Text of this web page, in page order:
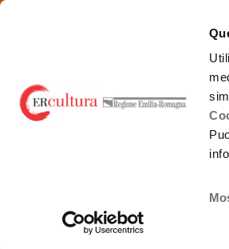
Torna
Cerca
Salta
Salta
CHI SIAMO
Cosa sono le ICC